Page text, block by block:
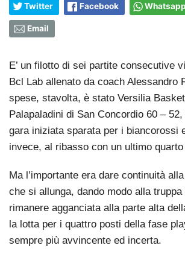
Twitter Facebook Whatsapp
Email
E’ un filotto di sei partite consecutive
Bcl Lab allenato da coach Alessandro
spese, stavolta, è stato Versilia
Palapaladini di San Concordio 60 –
gara iniziata sparata per i biancorossi
invece, al ribasso con un ultimo
Ma l’importante era dare continuità
che si allunga, dando modo alla
rimanere agganciata alla parte alta
la lotta per i quattro posti della fase
sempre più avvincente ed incerta.